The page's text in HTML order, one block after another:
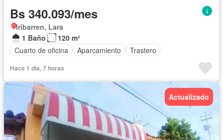
Bs 340.093/mes
Iribarren, Lara
1 Baño
120 m²
Cuarto de oficina
Aparcamiento Trastero
Hace 1 día, 7 horas
Actualizado